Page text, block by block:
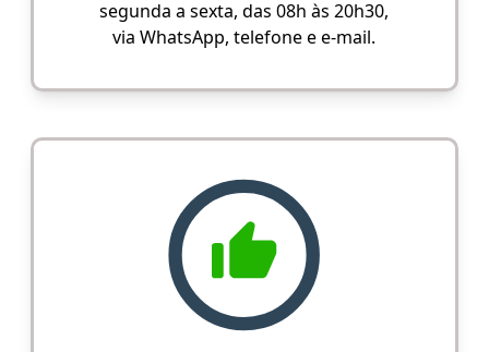
segunda a sexta, das 08h às 20h30,
via WhatsApp, telefone e e-mail.